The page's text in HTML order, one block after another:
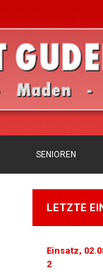
SENIOREN
LETZTE
Einsatz,
2